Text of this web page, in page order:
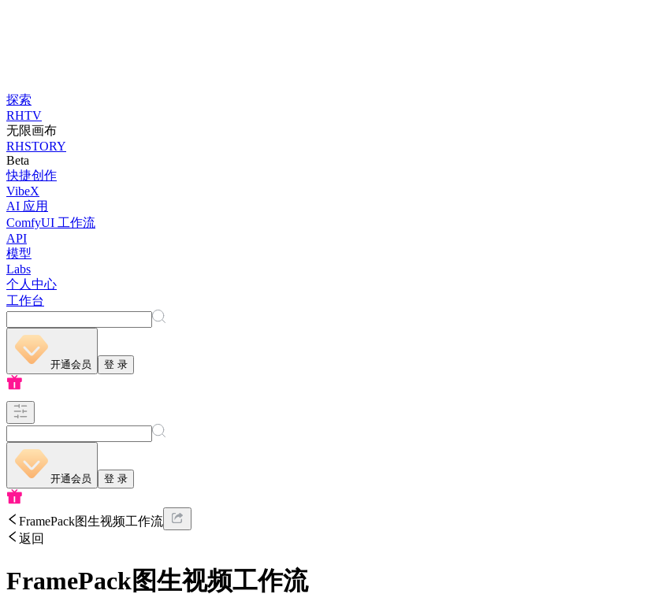
探索
RHTV
无限画布
RHSTORY
Beta
快捷创作
VibeX
AI 应用
ComfyUI 工作流
API
模型
Labs
个人中心
工作台
开通会员 登 录
开通会员 登 录
FramePack图生视频工作流
返回
FramePack图生视频工作流